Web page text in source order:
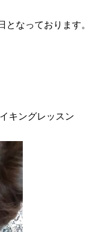
となっております。
キングレッスン